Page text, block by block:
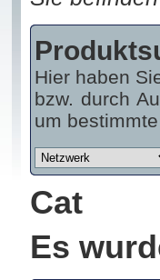
Hier haben
bzw. durch
um
Cat
Es